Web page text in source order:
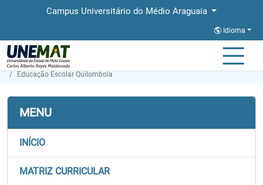
Campus Universitário do Médio Araguaia
Idioma
Página Inicial
Educação Escolar Quilombola
MENU
INÍCIO
MATRIZ CURRICULAR